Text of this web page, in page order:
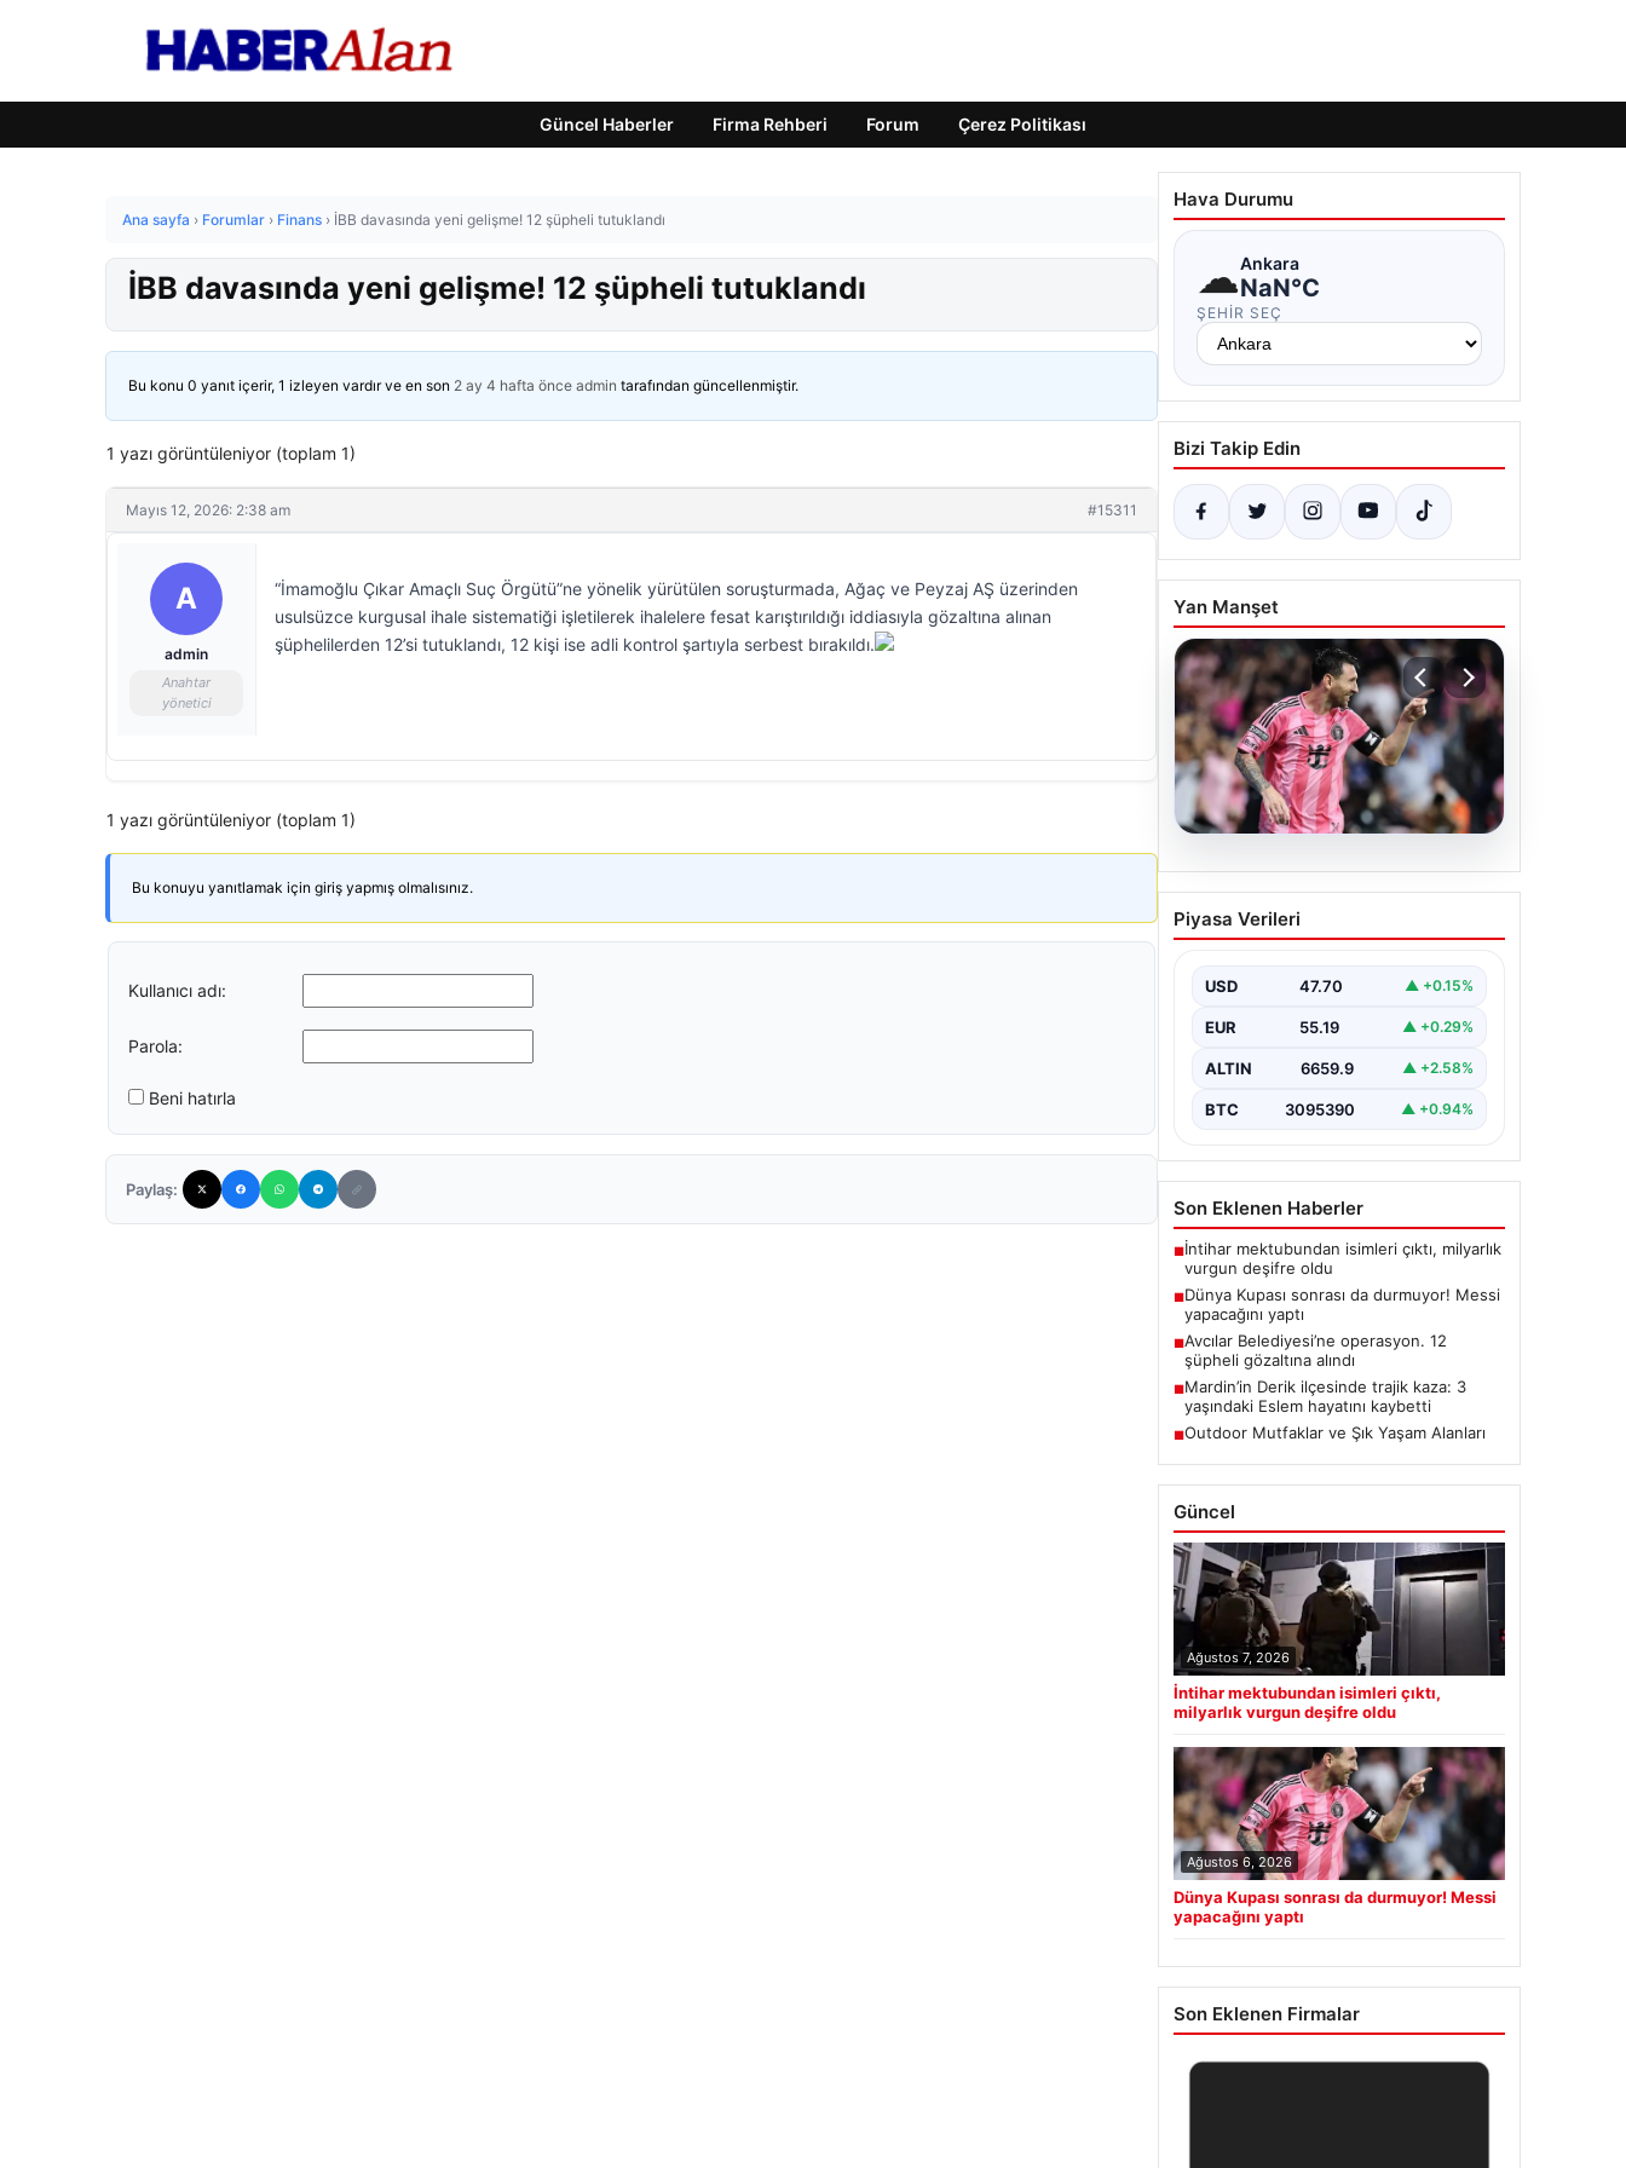
Güncel Haberler Firma Rehberi Forum Çerez Politikası
Ana sayfa › Forumlar › Finans › İBB davasında yeni gelişme! 12 şüpheli tutuklandı
İBB davasında yeni gelişme! 12 şüpheli tutuklandı
Bu konu 0 yanıt içerir, 1 izleyen vardır ve en son 2 ay 4 hafta önce admin tarafından güncellenmiştir.
1 yazı görüntüleniyor (toplam 1)
Mayıs 12, 2026: 2:38 am #15311
A
admin
Anahtar
yönetici
“İmamoğlu Çıkar Amaçlı Suç Örgütü”ne yönelik yürütülen soruşturmada, Ağaç ve Peyzaj AŞ üzerinden
usulsüzce kurgusal ihale sistematiği işletilerek ihalelere fesat karıştırıldığı iddiasıyla gözaltına alınan
şüphelilerden 12’si tutuklandı, 12 kişi ise adli kontrol şartıyla serbest bırakıldı.
1 yazı görüntüleniyor (toplam 1)
Bu konuyu yanıtlamak için giriş yapmış olmalısınız.
Kullanıcı adı:
Parola:
Beni hatırla
Paylaş:
Hava Durumu
☁Ankara
NaN°C
ŞEHIR SEÇ
Bizi Takip Edin
Yan Manşet
Dünya Kupası sonrası da
durmuyor! Messi
Piyasa Verileri
USD 47.70 ▲ +0.15%
EUR 55.19 ▲ +0.29%
ALTIN 6659.9 ▲ +2.58%
BTC 3095390 ▲ +0.94%
Son Eklenen Haberler
■İntihar mektubundan isimleri çıktı, milyarlık
vurgun deşifre oldu
■Dünya Kupası sonrası da durmuyor! Messi
yapacağını yaptı
■Avcılar Belediyesi’ne operasyon. 12
şüpheli gözaltına alındı
■Mardin’in Derik ilçesinde trajik kaza: 3
yaşındaki Eslem hayatını kaybetti
■Outdoor Mutfaklar ve Şık Yaşam Alanları
Güncel
Ağustos 7, 2026
İntihar mektubundan isimleri çıktı,
milyarlık vurgun deşifre oldu
Ağustos 6, 2026
Dünya Kupası sonrası da durmuyor! Messi
yapacağını yaptı
Son Eklenen Firmalar